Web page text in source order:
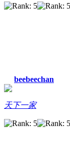
beebeechan
天下一家